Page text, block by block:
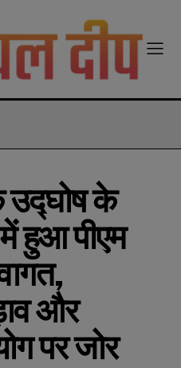
उद्घोष के
हुआ पीएम
और
पर जोर